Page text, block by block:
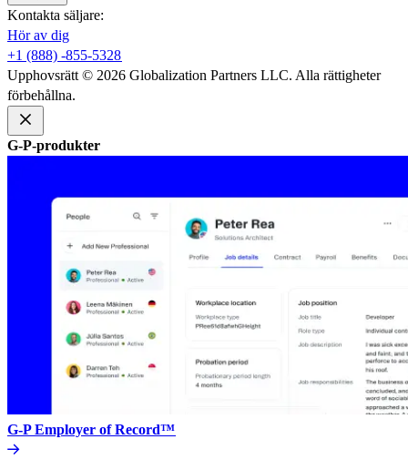
Kontakta säljare:​​
Hör av dig​​
+1 (888) -855-5328​​
Upphovsrätt © 2026 Globalization Partners LLC. Alla rättigheter
förbehållna.​​
G-P-produkter​​
G-P Employer of Record™​​